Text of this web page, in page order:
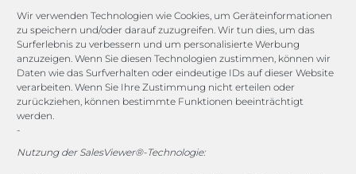
Wir verwenden Technologien wie Cookies, um Geräteinformationen
zu speichern und/oder darauf zuzugreifen. Wir tun dies, um das
Surferlebnis zu verbessern und um personalisierte Werbung
anzuzeigen. Wenn Sie diesen Technologien zustimmen, können wir
Daten wie das Surfverhalten oder eindeutige IDs auf dieser Website
verarbeiten. Wenn Sie Ihre Zustimmung nicht erteilen oder
zurückziehen, können bestimmte Funktionen beeinträchtigt
werden.
-
Nutzung der SalesViewer®-Technologie:
Licence Manager
Lexicon
Channels
vertrieb@megasoft.de
+49 2173 265 06 0